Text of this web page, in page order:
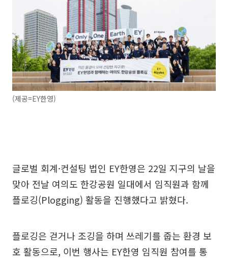
(제공=EY한영)
글로벌 회계·컨설팅 법인 EY한영은 22일 지구의 날을
맞아 전날 여의도 한강공원 일대에서 임직원과 함께
플로깅(Plogging) 활동을 진행했다고 밝혔다.
플로깅은 걷거나 조깅을 하며 쓰레기를 줍는 환경 보
호 활동으로, 이번 행사는 EY한영 임직원 참여를 통